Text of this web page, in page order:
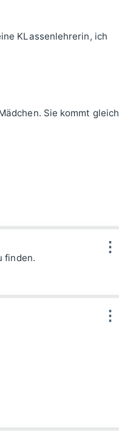
KLassenlehrerin, ich
Sie kommt gleich
⋮
finden.
⋮